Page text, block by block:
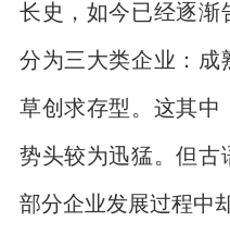
长史，如今已经逐渐
分为三大类企业：成
草创求存型。这其中
势头较为迅猛。但古
部分企业发展过程中